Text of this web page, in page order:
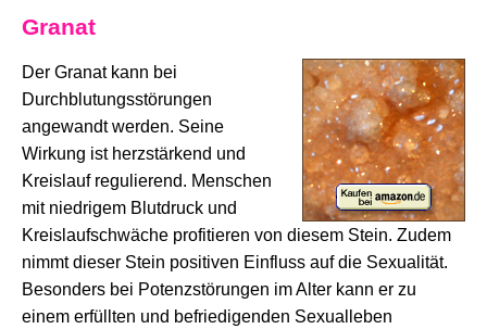
Granat
Der Granat kann bei
Durchblutungsstörungen
angewandt werden. Seine
Wirkung ist herzstärkend und
Kreislauf regulierend. Menschen
mit niedrigem Blutdruck und
Kreislaufschwäche profitieren von diesem Stein. Zudem
nimmt dieser Stein positiven Einfluss auf die Sexualität.
Besonders bei Potenzstörungen im Alter kann er zu
einem erfüllten und befriedigenden Sexualleben